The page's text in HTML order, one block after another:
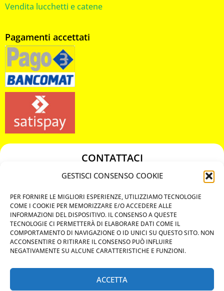
GESTISCI CONSENSO COOKIE
PER FORNIRE LE MIGLIORI ESPERIENZE, UTILIZZIAMO TECNOLOGIE
COME I COOKIE PER MEMORIZZARE E/O ACCEDERE ALLE
INFORMAZIONI DEL DISPOSITIVO. IL CONSENSO A QUESTE
TECNOLOGIE CI PERMETTERÀ DI ELABORARE DATI COME IL
COMPORTAMENTO DI NAVIGAZIONE O ID UNICI SU QUESTO SITO. NON
ACCONSENTIRE O RITIRARE IL CONSENSO PUÒ INFLUIRE
NEGATIVAMENTE SU ALCUNE CARATTERISTICHE E FUNZIONI.
ACCETTA
Vendita lucchetti e catene
Pagamenti accettati
CONTATTACI
349 3863811
chiavicodificate@gmail.com
Privacy Policy
Cookie Policy
MAPS